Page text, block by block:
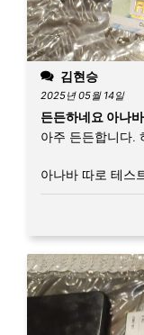
김현승
2025년 05월 14일
든든하네요 아나
아주 든든합니다.
아나바 따로 테스